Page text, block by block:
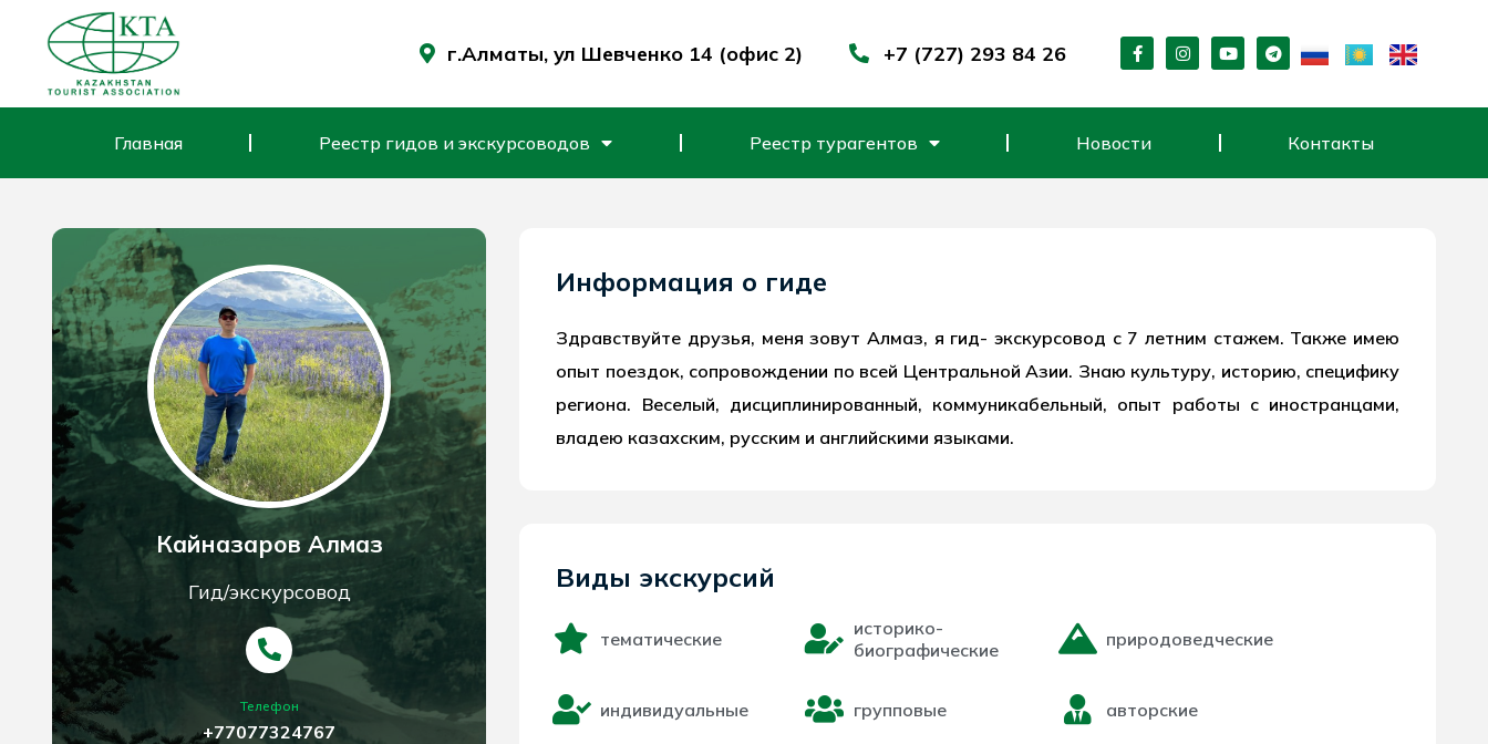
Перейти
содержимому
г.Алматы, ул Шевченко 14 (офис 2) +7 (727) 293 84 26 F
a
b
o
-
I
n
a
m
Y
o
u
T
e
g
Главная Реестр гидов и экскурсоводов Реестр турагентов Новости Контакты
Кайназаров Алмаз
Гид/экскурсовод
Телефон
+77077324767
Информация о гиде
Здравствуйте друзья, меня зовут Алмаз, я гид- экскурсовод с 7 летним стажем. Также имею
опыт поездок, сопровождении по всей Центральной Азии. Знаю культуру, историю, специфику
региона. Веселый, дисциплинированный, коммуникабельный, опыт работы с иностранцами,
владею казахским, русским и английскими языками.
Виды экскурсий
тематические
историко-
биографические
природоведческие
индивидуальные групповые авторские